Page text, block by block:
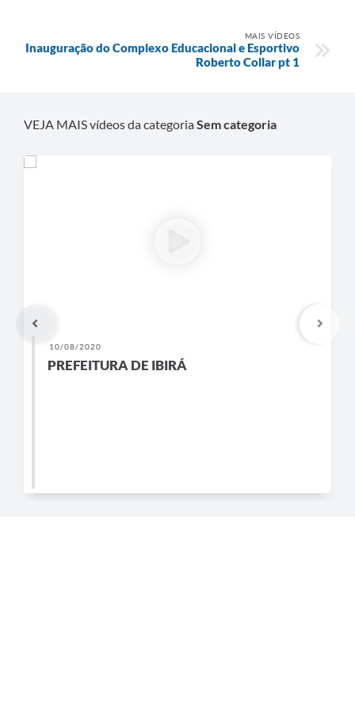
MAIS VÍDEOS
Inauguração do Complexo Educacional e Esportivo
Roberto Collar pt 1
VEJA MAIS vídeos da categoriaSem categoria
10/08/2020
PREFEITURA DE IBIRÁ